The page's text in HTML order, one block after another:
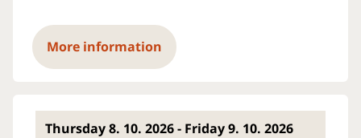
More information
Thursday 8. 10. 2026 - Friday 9. 10. 2026